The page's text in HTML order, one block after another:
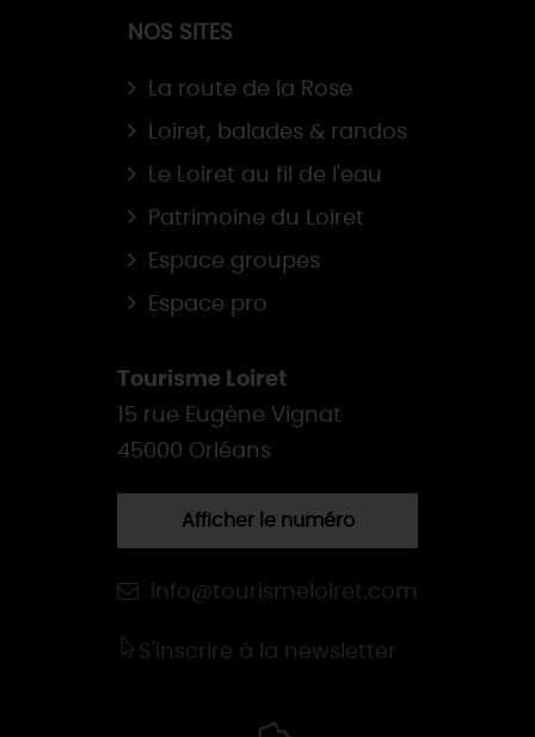
NOS SITES
La route de la Rose
Loiret, balades & randos
Le Loiret au fil de l'eau
Patrimoine du Loiret
Espace groupes
Espace pro
Tourisme Loiret
15 rue Eugène Vignat
45000 Orléans
Afficher le numéro
info@tourismeloiret.com
S'inscrire à la newsletter